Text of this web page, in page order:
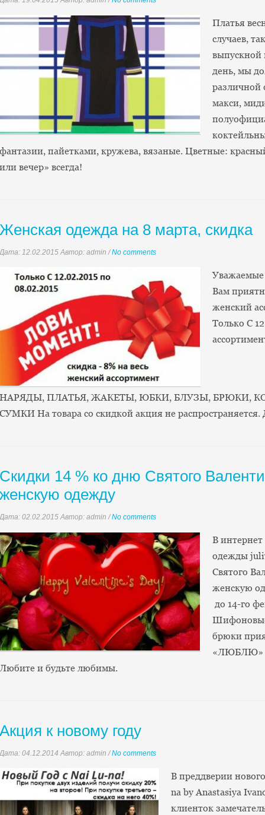
Платья
случаев,
выпускной
день, мы
различной
макси,
фантазии, пайетками, кружева, вязаные. Цветные:
или вечер» всегда!
Женская одежда на 8 марта, скидка
Дата: 12.02.2015 Автор: admin /No comments
Уважаемые
Вам
женский
Только С
НАРЯДЫ, ПЛАТЬЯ, ЖАКЕТЫ, ЮБКИ, БЛУЗЫ,
СУМКИ На товара со скидкой акция не
Скидки 14 % ко дню Святого
женскую одежду
Дата: 02.02.2015 Автор: admin /No comments
В
одежды
Святого
женскую
до 14-го
брюки
«ЛЮБЛЮ»
Любите и будьте любимы.
Акция к новому году
Дата: 04.12.2014 Автор: admin /No comments
В преддверии
na by Anastasiya
клиенток